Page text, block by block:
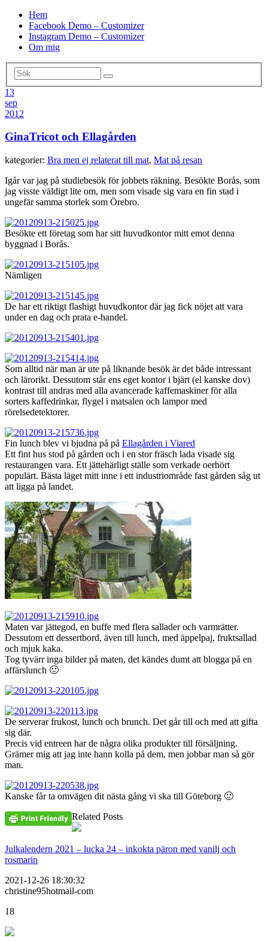
Hem
Facebook Demo – Customizer
Instagram Demo – Customizer
Om mig
13
sep
2012
GinaTricot och Ellagården
kategorier: Bra men ej relaterat till mat, Mat på resan
Igår var jag på studiebesök för jobbets räkning. Besökte Borås, som
jag visste väldigt lite om, men som visade sig vara en fin stad i
ungefär samma storlek som Örebro.
Besökte ett företag som har sitt huvudkontor mitt emot denna
byggnad i Borås.
Nämligen
De har ett riktigt flashigt huvudkontor där jag fick nöjet att vara
under en dag och prata e-handel.
Som alltid när man är ute på liknande besök är det både intressant
och lärorikt. Dessutom står ens eget kontor i bjärt (el kanske dov)
kontrast till andras med alla avancerade kaffemaskiner för alla
sorters kaffedrinkar, flygel i matsalen och lampor med
rörelsedetektorer.
Fin lunch blev vi bjudna på på Ellagården i Viared
Ett fint hus stod på gården och i en stor fräsch lada visade sig
restaurangen vara. Ett jättehärligt ställe som verkade oerhört
populärt. Bästa läget mitt inne i ett industriområde fast gården såg ut
att ligga på landet.
Maten var jättegod, en buffe med flera sallader och varmrätter.
Dessutom ett dessertbord, även till lunch, med äppelpaj, fruktsallad
och mjuk kaka.
Tog tyvärr inga bilder på maten, det kändes dumt att blogga på en
affärslunch 🙂
De serverar frukost, lunch och brunch. Det går till och med att gifta
sig där.
Precis vid entreen har de några olika produkter till försäljning.
Grämer mig att jag inte hann kolla på dem, men jobbar man så gör
man.
Kanske får ta omvägen dit nästa gång vi ska till Göteborg 🙂
Related Posts
Julkalendern 2021 – lucka 24 – inkokta päron med vanilj och
rosmarin
2021-12-26 18:30:32
christine95hotmail-com
18